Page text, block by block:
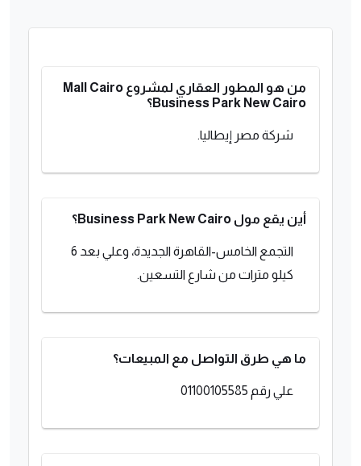
من هو المطور العقاري لمشروع Mall Cairo
Business Park New Cairo؟
شركة مصر إيطاليا.
أين يقع مول Business Park New Cairo؟
التجمع الخامس-القاهرة الجديدة، وعلي بعد 6
كيلو مترات من شارع التسعين.
ما هي طرق التواصل مع المبيعات؟
علي رقم 01100105585